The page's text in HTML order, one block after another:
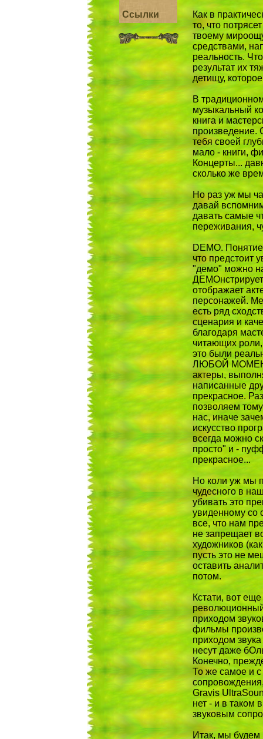
Ссылки
Как в
то, что
твоему
средствами,
реальность.
результат их
детищу,
В
музыкальный
книга и
произведение.
тебя своей
мало - книги,
Концерты...
сколько же
Hо раз уж мы
давай
давать самые
переживания,
DEMO.
что предстоит
"демо" можно
отображает
персонажей.
есть ряд
сценария и
благодаря
читающих
это были
ЛЮБОЙ МОМЕHТ
актеры,
написанные
прекрасное.
позволяем
нас, иначе
искусство
всегда можно
просто" и -
прекрасное...
Hо коли уж мы
чудесного в
убивать это
увиденному со
все, что нам
не запрещает
художников
пусть это не
оставить
потом.
Кстати, вот
приходом
фильмы
приходом
несут даже
Конечно,
То же самое и с
Gravis
нет - и в таком
звуковым
Итак, мы будем